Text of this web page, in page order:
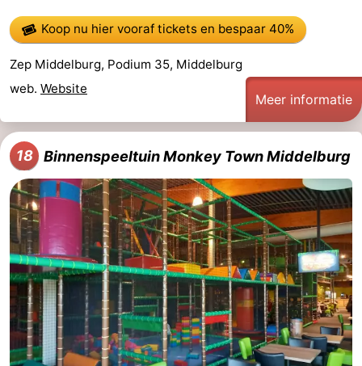
Koop nu hier vooraf ticketsen bespaar 40%
Zep Middelburg, Podium 35, Middelburg
web. Website
Meer informatie
18 Binnenspeeltuin Monkey Town Middelburg